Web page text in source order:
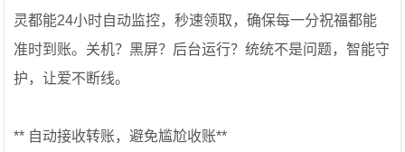
灵都能24小时自动监控，秒速领取，确保每一分祝福都能
准时到账。关机？黑屏？后台运行？统统不是问题，智能守
护，让爱不断线。
** 自动接收转账，避免尴尬收账**